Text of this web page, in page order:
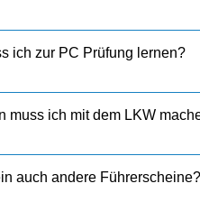
ich zur PC Prüfung lernen?
muss ich mit dem LKW
vorhanden (Ersterteilung):
auch andere Führerscheine?